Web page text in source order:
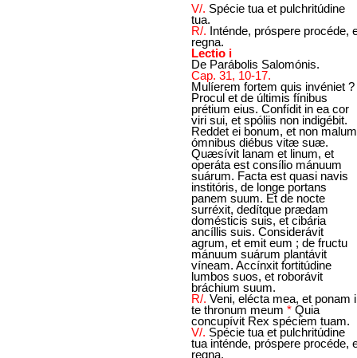
V/. Spécie tua et pulchritúdine
tua.
R/. Inténde, próspere procéde,
regna.
Lectio i
De Parábolis Salomónis.
Cap. 31, 10-17.
Mulíerem fortem quis invéniet ?
Procul et de últimis fínibus
prétium eius. Confídit in ea cor
viri sui, et spóliis non indigébit.
Reddet ei bonum, et non
ómnibus diébus vitæ suæ.
Quæsívit lanam et linum, et
operáta est consílio mánuum
suárum. Facta est quasi navis
institóris, de longe portans
panem suum. Et de nocte
surréxit, dedítque prædam
domésticis suis, et cibária
ancíllis suis. Considerávit
agrum, et emit eum ; de fructu
mánuum suárum plantávit
víneam. Accínxit fortitúdine
lumbos suos, et roborávit
bráchium suum.
R/. Veni, elécta mea, et ponam
te thronum meum * Quia
concupívit Rex spéciem tuam.
V/. Spécie tua et pulchritúdine
tua inténde, próspere procéde,
regna.